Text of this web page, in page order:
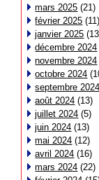
mars 2025 (21)
février 2025 (11)
janvier 2025
décembre 2024
novembre 2024
octobre 2024
septembre 2024
août 2024 (13)
juillet 2024 (5)
juin 2024 (13)
mai 2024 (12)
avril 2024 (16)
mars 2024 (22)